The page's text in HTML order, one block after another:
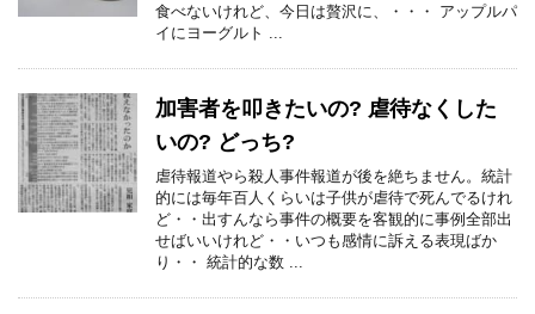
食べないけれど、今日は贅沢に、・・・ アップルパ
イにヨーグルト ...
加害者を叩きたいの? 虐待なくした
いの? どっち?
虐待報道やら殺人事件報道が後を絶ちません。統計
的には毎年百人くらいは子供が虐待で死んでるけれ
ど・・出すんなら事件の概要を客観的に事例全部出
せばいいけれど・・いつも感情に訴える表現ばか
り・・ 統計的な数 ...